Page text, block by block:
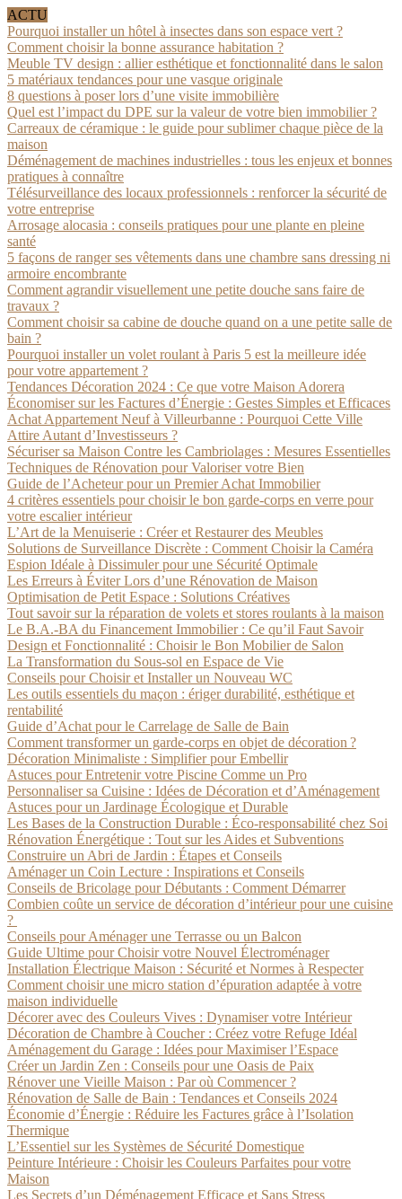
ACTU
Pourquoi installer un hôtel à insectes dans son espace vert ?
Comment choisir la bonne assurance habitation ?
Meuble TV design : allier esthétique et fonctionnalité dans le salon
5 matériaux tendances pour une vasque originale
8 questions à poser lors d’une visite immobilière
Quel est l’impact du DPE sur la valeur de votre bien immobilier ?
Carreaux de céramique : le guide pour sublimer chaque pièce de la
maison
Déménagement de machines industrielles : tous les enjeux et bonnes
pratiques à connaître
Télésurveillance des locaux professionnels : renforcer la sécurité de
votre entreprise
Arrosage alocasia : conseils pratiques pour une plante en pleine
santé
5 façons de ranger ses vêtements dans une chambre sans dressing ni
armoire encombrante
Comment agrandir visuellement une petite douche sans faire de
travaux ?
Comment choisir sa cabine de douche quand on a une petite salle de
bain ?
Pourquoi installer un volet roulant à Paris 5 est la meilleure idée
pour votre appartement ?
Tendances Décoration 2024 : Ce que votre Maison Adorera
Économiser sur les Factures d’Énergie : Gestes Simples et Efficaces
Achat Appartement Neuf à Villeurbanne : Pourquoi Cette Ville
Attire Autant d’Investisseurs ?
Sécuriser sa Maison Contre les Cambriolages : Mesures Essentielles
Techniques de Rénovation pour Valoriser votre Bien
Guide de l’Acheteur pour un Premier Achat Immobilier
4 critères essentiels pour choisir le bon garde-corps en verre pour
votre escalier intérieur
L’Art de la Menuiserie : Créer et Restaurer des Meubles
Solutions de Surveillance Discrète : Comment Choisir la Caméra
Espion Idéale à Dissimuler pour une Sécurité Optimale
Les Erreurs à Éviter Lors d’une Rénovation de Maison
Optimisation de Petit Espace : Solutions Créatives
Tout savoir sur la réparation de volets et stores roulants à la maison
Le B.A.-BA du Financement Immobilier : Ce qu’il Faut Savoir
Design et Fonctionnalité : Choisir le Bon Mobilier de Salon
La Transformation du Sous-sol en Espace de Vie
Conseils pour Choisir et Installer un Nouveau WC
Les outils essentiels du maçon : ériger durabilité, esthétique et
rentabilité
Guide d’Achat pour le Carrelage de Salle de Bain
Comment transformer un garde-corps en objet de décoration ?
Décoration Minimaliste : Simplifier pour Embellir
Astuces pour Entretenir votre Piscine Comme un Pro
Personnaliser sa Cuisine : Idées de Décoration et d’Aménagement
Astuces pour un Jardinage Écologique et Durable
Les Bases de la Construction Durable : Éco-responsabilité chez Soi
Rénovation Énergétique : Tout sur les Aides et Subventions
Construire un Abri de Jardin : Étapes et Conseils
Aménager un Coin Lecture : Inspirations et Conseils
Conseils de Bricolage pour Débutants : Comment Démarrer
Combien coûte un service de décoration d’intérieur pour une cuisine
?
Conseils pour Aménager une Terrasse ou un Balcon
Guide Ultime pour Choisir votre Nouvel Électroménager
Installation Électrique Maison : Sécurité et Normes à Respecter
Comment choisir une micro station d’épuration adaptée à votre
maison individuelle
Décorer avec des Couleurs Vives : Dynamiser votre Intérieur
Décoration de Chambre à Coucher : Créez votre Refuge Idéal
Aménagement du Garage : Idées pour Maximiser l’Espace
Créer un Jardin Zen : Conseils pour une Oasis de Paix
Rénover une Vieille Maison : Par où Commencer ?
Rénovation de Salle de Bain : Tendances et Conseils 2024
Économie d’Énergie : Réduire les Factures grâce à l’Isolation
Thermique
L’Essentiel sur les Systèmes de Sécurité Domestique
Peinture Intérieure : Choisir les Couleurs Parfaites pour votre
Maison
Les Secrets d’un Déménagement Efficace et Sans Stress